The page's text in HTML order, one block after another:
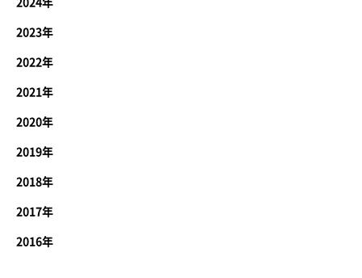
2024年
2023年
2022年
2021年
2020年
2019年
2018年
2017年
2016年